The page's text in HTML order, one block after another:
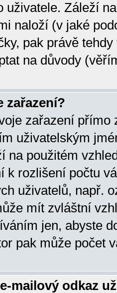
uživatele. Záleží
naloží (v jaké
pak právě
na důvody
zařazení?
zařazení přímo
uživatelským
na použitém
k rozlišení počtu
uživatelů, např.
mít zvláštní
jen, abyste
pak může počet
mailový odkaz